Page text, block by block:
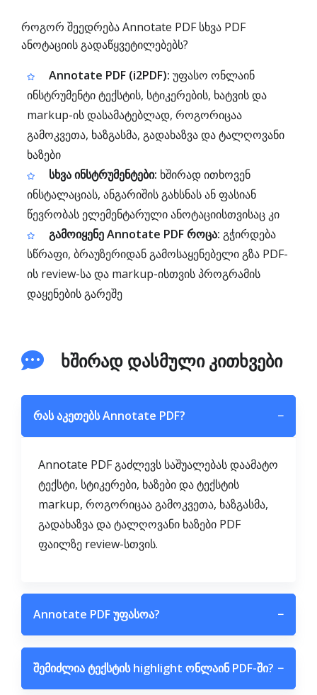
როგორ შეედრება Annotate PDF სხვა PDF
ანოტაციის გადაწყვეტილებებს?
Annotate PDF (i2PDF): უფასო ონლაინ
ინსტრუმენტი ტექსტის, სტიკერების, ხატვის და
markup-ის დასამატებლად, როგორიცაა
გამოკვეთა, ხაზგასმა, გადახაზვა და ტალღოვანი
ხაზები
სხვა ინსტრუმენტები: ხშირად ითხოვენ
ინსტალაციას, ანგარიშის გახსნას ან ფასიან
წევრობას ელემენტარული ანოტაციისთვისაც კი
გამოიყენე Annotate PDF როცა: გჭირდება
სწრაფი, ბრაუზერიდან გამოსაყენებელი გზა PDF-
ის review-სა და markup-ისთვის პროგრამის
დაყენების გარეშე
ხშირად დასმული კითხვები
რას აკეთებს Annotate PDF? −
Annotate PDF გაძლევს საშუალებას დაამატო
ტექსტი, სტიკერები, ხაზები და ტექსტის
markup, როგორიცაა გამოკვეთა, ხაზგასმა,
გადახაზვა და ტალღოვანი ხაზები PDF
ფაილზე review-სთვის.
Annotate PDF უფასოა? −
შემიძლია ტექსტის highlight ონლაინ PDF-ში? −